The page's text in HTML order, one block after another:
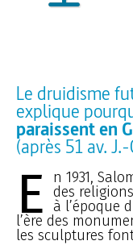
Le druidisme
explique
paraissent en
(après 51 av. J.-
E
n 1931,
des
à l’époque
l’ère des
les sculptures